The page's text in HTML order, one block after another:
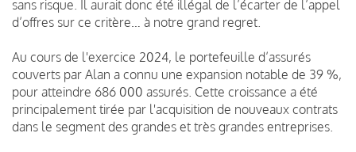
sans risque. Il aurait donc été illégal de l’écarter de l’appel
d’offres sur ce critère… à notre grand regret.
Au cours de l'exercice 2024, le portefeuille d’assurés
couverts par Alan a connu une expansion notable de 39 %,
pour atteindre 686 000 assurés. Cette croissance a été
principalement tirée par l'acquisition de nouveaux contrats
dans le segment des grandes et très grandes entreprises.